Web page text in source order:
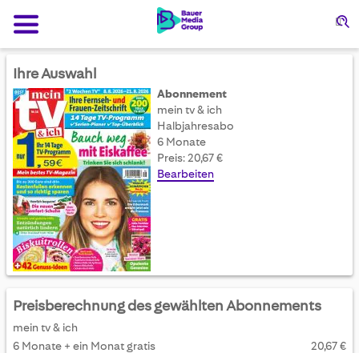
Ihre Auswahl
Abonnement
mein tv & ich
Halbjahresabo
6 Monate
Preis: 20,67 €
Bearbeiten
Preisberechnung des gewählten Abonnements
mein tv & ich
6 Monate + ein Monat gratis
20,67 €